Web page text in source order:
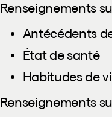
Renseignements
Antécédents
État de santé
Habitudes de
Renseignements